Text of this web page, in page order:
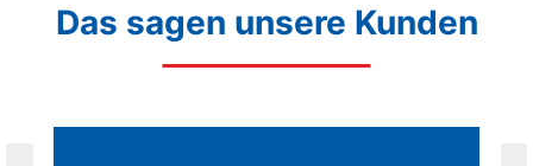
Das sagen unsere Kunden